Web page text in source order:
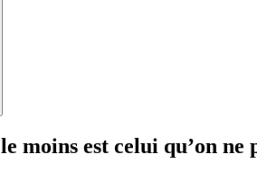
le moins est celui qu’on ne